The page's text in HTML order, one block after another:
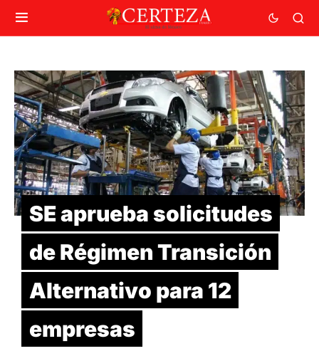
SE aprueba solicitudes
de Régimen Transición
Alternativo para 12
empresas